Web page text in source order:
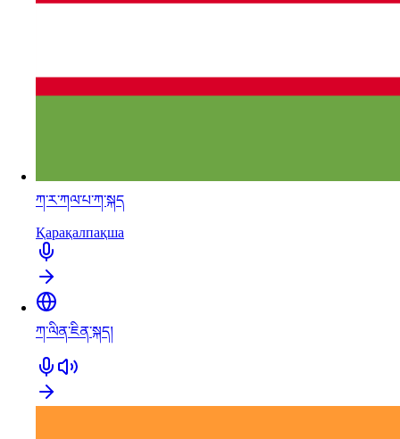
ཀ་ར་ཀལ་པ་ཀ་སྐད
Қарақалпақша
ཀ་ལིན་ཇིན་སྐད།